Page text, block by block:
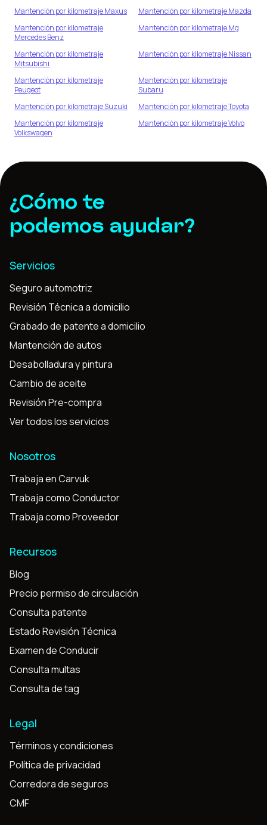
Mantención por kilometrajeMaxus Mantención por kilometrajeMazda
Mantención por kilometraje
Mercedes Benz
Mantención por kilometrajeMg
Mantención por kilometraje
Mitsubishi
Mantención por kilometrajeNissan
Mantención por kilometraje
Peugeot
Mantención por kilometraje
Subaru
Mantención por kilometrajeSuzuki Mantención por kilometrajeToyota
Mantención por kilometraje
Volkswagen
Mantención por kilometrajeVolvo
¿Cómo te
podemos ayudar?
Servicios
Seguro automotriz
Revisión Técnica a domicilio
Grabado de patente a domicilio
Mantención de autos
Desabolladura y pintura
Cambio de aceite
Revisión Pre-compra
Ver todos los servicios
Nosotros
Trabaja en Carvuk
Trabaja como Conductor
Trabaja como Proveedor
Recursos
Blog
Precio permiso de circulación
Consulta patente
Estado Revisión Técnica
Examen de Conducir
Consulta multas
Consulta de tag
Legal
Términos y condiciones
Política de privacidad
Corredora de seguros
CMF